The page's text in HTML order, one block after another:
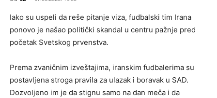
Iako su uspeli da reše pitanje viza, fudbalski tim Irana
ponovo je našao politički skandal u centru pažnje pred
početak Svetskog prvenstva.
Prema zvaničnim izveštajima, iranskim fudbalerima su
postavljena stroga pravila za ulazak i boravak u SAD.
Dozvoljeno im je da stignu samo na dan meča i da